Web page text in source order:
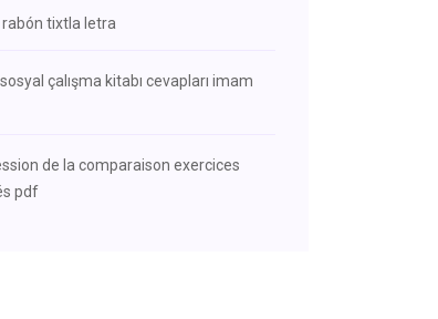
rabón tixtla letra
sosyal çalışma kitabı cevapları imam
de la comparaison exercices
pdf